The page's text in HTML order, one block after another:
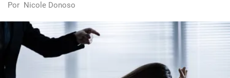
Por Nicole Donoso